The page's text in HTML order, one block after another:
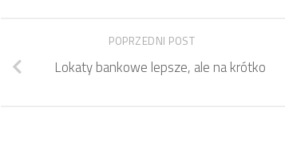
POPRZEDNI POST
Lokaty bankowe lepsze, ale na krótko